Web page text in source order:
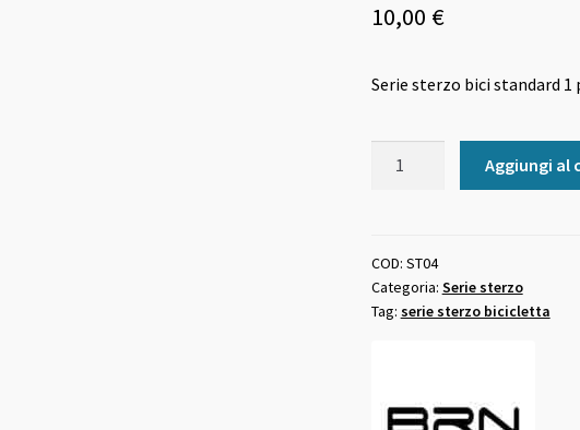
10,00 €
Serie sterzo bici standard
1
pollice
cromato
Aggiungi al
COD: ST04
Categoria: Serie sterzo
Tag: serie sterzo bicicletta